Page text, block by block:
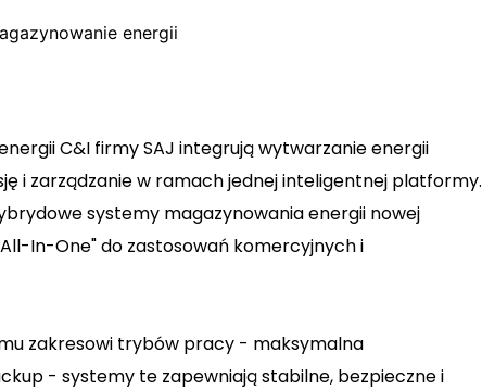
energii
C&I firmy SAJ integrują wytwarzanie energii
i zarządzanie w ramach jednej inteligentnej platformy.
systemy magazynowania energii nowej
In-One" do zastosowań komercyjnych i
zakresowi trybów pracy - maksymalna
- systemy te zapewniają stabilne, bezpieczne i